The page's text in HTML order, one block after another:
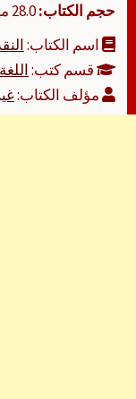
حجم الكتاب:28.0 ميجابايت
اسم الكتاب:
قسم كتب:
مؤلف الكتاب: